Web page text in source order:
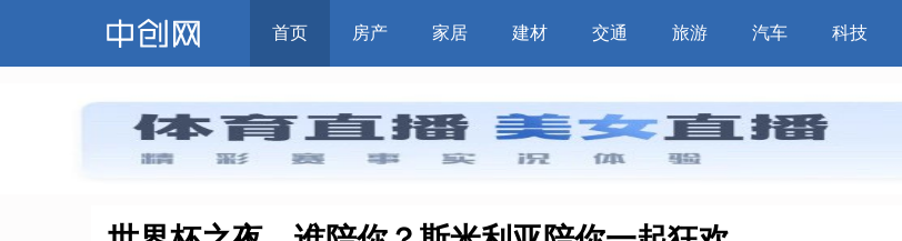
首页 房产 家居 建材 交通 旅游 汽车 科技